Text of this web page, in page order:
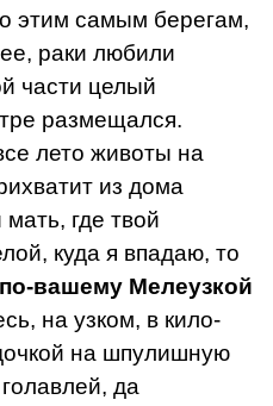
этим самым берегам,
раки любили
части целый
размещал­ся.
лето жи­воты на
из дома
где твой
куда я впадаю, то
вашему Мелеузкой
на узком, в кило­
на шпулишную
да